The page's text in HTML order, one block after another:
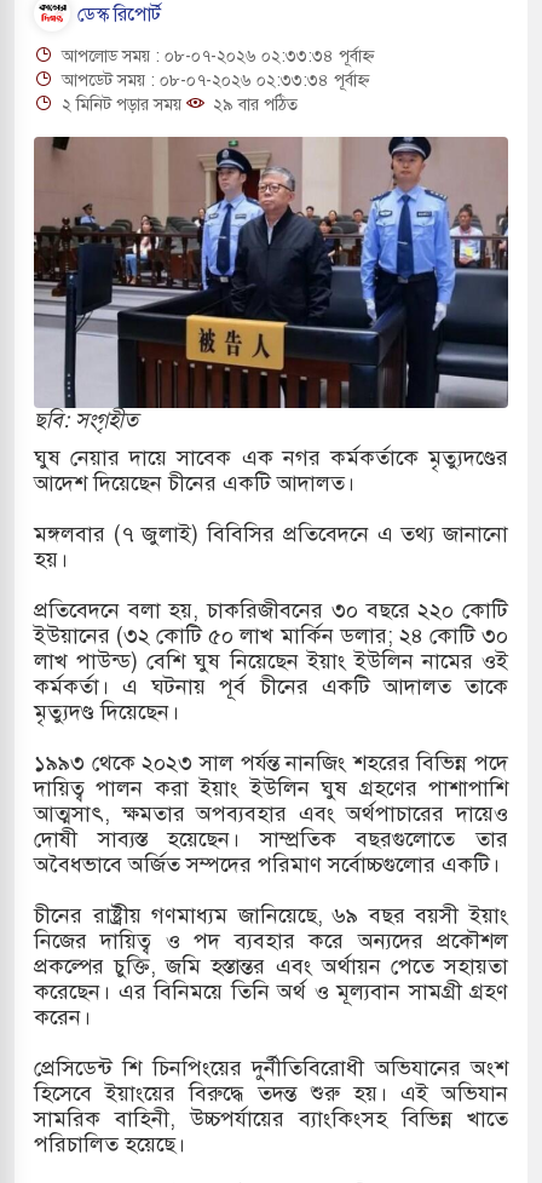
খাতে সৌদির বিনিয়োগের আহবান প্রধানমন্ত্রীর
পথে ইসরায়েলীরা,হাতছাড়ার ঝুঁকিতে জরুরি
ঢলে ফুঁসে উঠেছে তিস্তা
মুক্তির দাবিতে পাকিস্তানজুড়ে পিটিআইয়ের আজ
কোরিয়ার ক্ষেপণাস্ত্র ইউনিট মোতায়েন করা হয়েছে:
ইয়েমেন উপকূলে হামলার শিকার ভারতীয় জাহাজ
জুলাই গণঅভ্যুত্থান দিবস
একমাত্র আসামি অবসরপ্রাপ্ত সেনাসদস্য জামিনে
কেন্দ্রের ইউনিট-১ এ আবারও বিদ্যুৎ উৎপাদন
রুশ নাগরিকদের মারামারি: নিহত ১
ডেস্ক রিপোর্ট
আপলোড সময় : ০৮-০৭-২০২৬ ০২:৩৩:৩৪ পূর্বাহ্ন
আপডেট সময় : ০৮-০৭-২০২৬ ০২:৩৩:৩৪ পূর্বাহ্ন
২ মিনিট পড়ার সময়
২৯ বার পঠিত
ছবি: সংগৃহীত
ঘুষ নেয়ার দায়ে সাবেক এক নগর কর্মকর্তাকে মৃত্যুদণ্ডের
আদেশ দিয়েছেন চীনের একটি আদালত।
মঙ্গলবার (৭ জুলাই) বিবিসির প্রতিবেদনে এ তথ্য জানানো
হয়।
প্রতিবেদনে বলা হয়, চাকরিজীবনের ৩০ বছরে ২২০ কোটি
ইউয়ানের (৩২ কোটি ৫০ লাখ মার্কিন ডলার; ২৪ কোটি ৩০
লাখ পাউন্ড) বেশি ঘুষ নিয়েছেন ইয়াং ইউলিন নামের ওই
কর্মকর্তা। এ ঘটনায় পূর্ব চীনের একটি আদালত তাকে
মৃত্যুদণ্ড দিয়েছেন।
১৯৯৩ থেকে ২০২৩ সাল পর্যন্ত নানজিং শহরের বিভিন্ন পদে
দায়িত্ব পালন করা ইয়াং ইউলিন ঘুষ গ্রহণের পাশাপাশি
আত্মসাৎ, ক্ষমতার অপব্যবহার এবং অর্থপাচারের দায়েও
দোষী সাব্যস্ত হয়েছেন। সাম্প্রতিক বছরগুলোতে তার
অবৈধভাবে অর্জিত সম্পদের পরিমাণ সর্বোচ্চগুলোর একটি।
চীনের রাষ্ট্রীয় গণমাধ্যম জানিয়েছে, ৬৯ বছর বয়সী ইয়াং
নিজের দায়িত্ব ও পদ ব্যবহার করে অন্যদের প্রকৌশল
প্রকল্পের চুক্তি, জমি হস্তান্তর এবং অর্থায়ন পেতে সহায়তা
করেছেন। এর বিনিময়ে তিনি অর্থ ও মূল্যবান সামগ্রী গ্রহণ
করেন।
প্রেসিডেন্ট শি চিনপিংয়ের দুর্নীতিবিরোধী অভিযানের অংশ
হিসেবে ইয়াংয়ের বিরুদ্ধে তদন্ত শুরু হয়। এই অভিযান
সামরিক বাহিনী, উচ্চপর্যায়ের ব্যাংকিংসহ বিভিন্ন খাতে
পরিচালিত হয়েছে।